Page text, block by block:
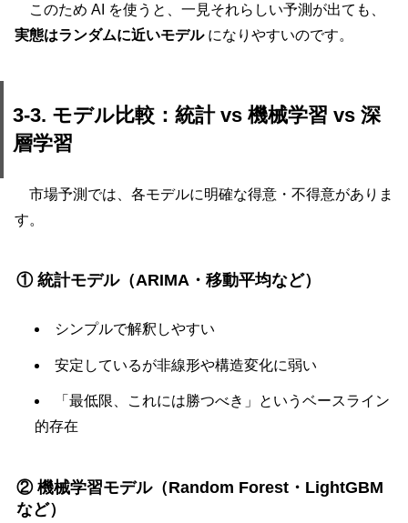
このため AI を使うと、一見それらしい予測が出ても、
実態はランダムに近いモデルになりやすいのです。
3-3. モデル比較：統計 vs 機械学習 vs 深
層学習
市場予測では、各モデルに明確な得意・不得意がありま
す。
① 統計モデル（ARIMA・移動平均など）
シンプルで解釈しやすい
安定しているが非線形や構造変化に弱い
「最低限、これには勝つべき」というベースライン
的存在
② 機械学習モデル（Random Forest・LightGBM
など）